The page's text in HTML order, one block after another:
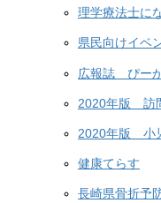
理学療法士に
県民向けイベ
広報誌 ぴー
2020年版 訪
2020年版 小
健康てらす
長崎県骨折予